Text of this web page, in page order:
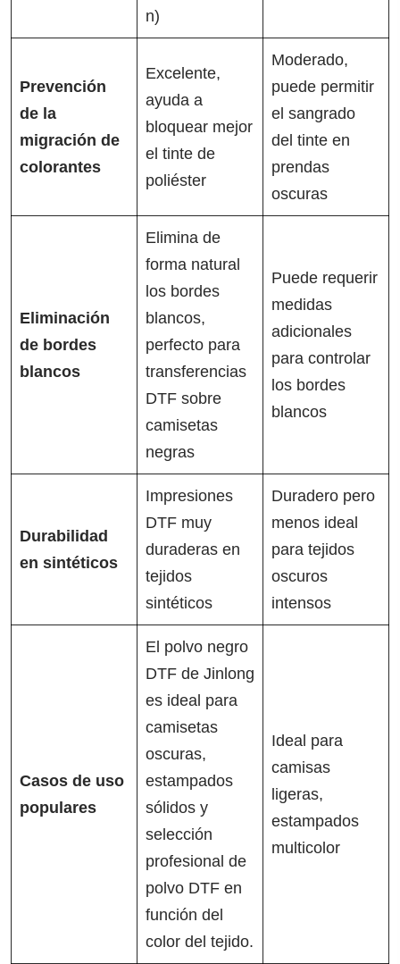
n)
Prevención
de la
migración de
colorantes
Excelente,
ayuda a
bloquear mejor
el tinte de
poliéster
Moderado,
puede permitir
el sangrado
del tinte en
prendas
oscuras
Eliminación
de bordes
blancos
Elimina de
forma natural
los bordes
blancos,
perfecto para
transferencias
DTF sobre
camisetas
negras
Puede requerir
medidas
adicionales
para controlar
los bordes
blancos
Durabilidad
en sintéticos
Impresiones
DTF muy
duraderas en
tejidos
sintéticos
Duradero pero
menos ideal
para tejidos
oscuros
intensos
Casos de uso
populares
El polvo negro
DTF de Jinlong
es ideal para
camisetas
oscuras,
estampados
sólidos y
selección
profesional de
polvo DTF en
función del
color del tejido.
Ideal para
camisas
ligeras,
estampados
multicolor